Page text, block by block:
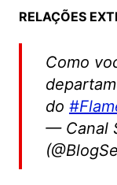
RELAÇÕES
Como
do
— Canal